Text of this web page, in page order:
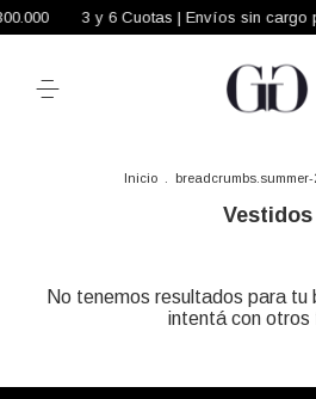
3 y 6 Cuotas | Envíos sin cargo
Inicio breadcrumbs.summer-
Vestidos
No tenemos resultados para tu
intentá con otros